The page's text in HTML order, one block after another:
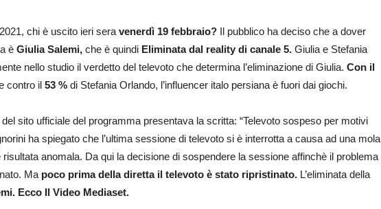
chi è uscito ieri sera venerdì 19 febbraio? Il pubblico ha deciso che a dover
è Giulia Salemi, che è quindi Eliminata dal reality di canale 5. Giulia e Stefania
nello studio il verdetto del televoto che determina l’eliminazione di Giulia. Con il
contro il 53 % di Stefania Orlando, l’influencer italo persiana è fuori dai giochi.
sito ufficiale del programma presentava la scritta: “Televoto sospeso per motivi
ha spiegato che l’ultima sessione di televoto si è interrotta a causa ad una mola
anomala. Da qui la decisione di sospendere la sessione affinchè il problema
Ma poco prima della diretta il televoto è stato ripristinato. L’eliminata della
Ecco Il Video Mediaset.